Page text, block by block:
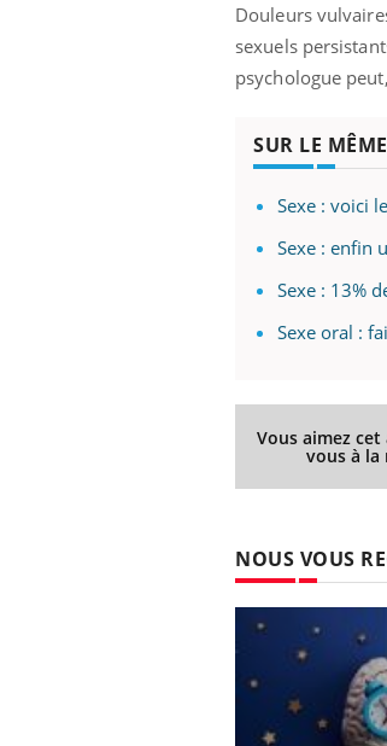
Douleurs
sexuels
psychologue
SUR LE
Sexe : voici
Sexe : enfin
Sexe : 13%
Sexe oral :
Vous aimez
vous à la
NOUS VOUS
Eczéma Chronique des
préparer pour l’été !
L'été arrive… et avec lui, un
soleil, activités en plein air…